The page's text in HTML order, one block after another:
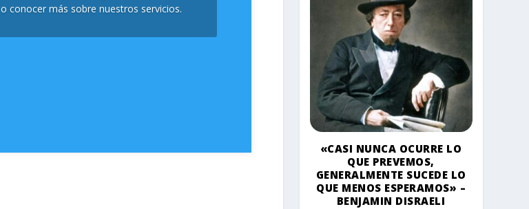
o conocer más sobre nuestros servicios.
«CASI NUNCA OCURRE LO
QUE PREVEMOS,
GENERALMENTE SUCEDE LO
QUE MENOS ESPERAMOS» –
BENJAMIN DISRAELI